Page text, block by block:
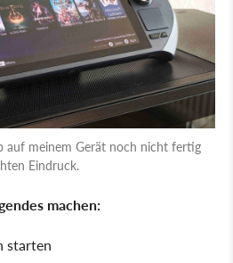
auf meinem Gerät noch nicht fertig
Eindruck.
machen:
starten